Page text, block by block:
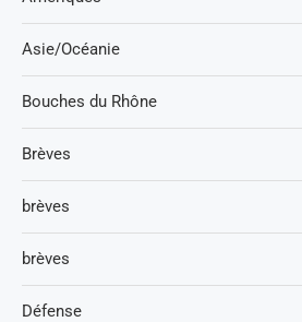
Asie/Océanie
Bouches du Rhône
Brèves
brèves
brèves
Défense